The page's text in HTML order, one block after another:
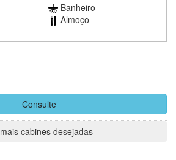
Banheiro
Almoço
Consulte
mais cabines desejadas